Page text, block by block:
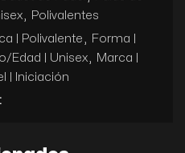
Polivalentes
| Polivalente
Forma |
Edad | Unisex
Marca |
| Iniciación